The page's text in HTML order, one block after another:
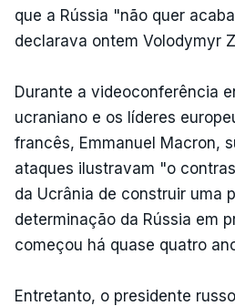
que a Rússia "não quer
declarava ontem Volodymyr
Durante a videoconferência
ucraniano e os líderes
francês, Emmanuel Macron,
ataques ilustravam "o
da Ucrânia de construir uma
determinação da Rússia em
começou há quase quatro
Entretanto, o presidente